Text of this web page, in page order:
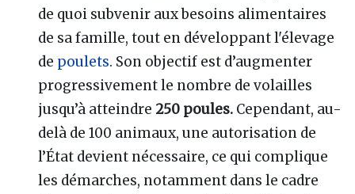
de quoi subvenir aux besoins alimentaires
de sa famille, tout en développant l'élevage
de poulets. Son objectif est d’augmenter
progressivement le nombre de volailles
jusqu’à atteindre 250 poules. Cependant, au-
delà de 100 animaux, une autorisation de
l’État devient nécessaire, ce qui complique
les démarches, notamment dans le cadre